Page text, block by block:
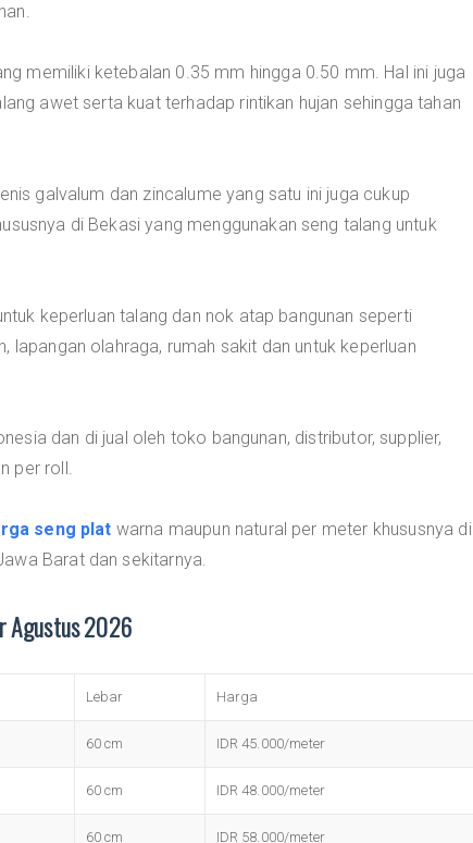
memiliki ketebalan 0.35 mm hingga 0.50 mm. Hal ini juga
awet serta kuat terhadap rintikan hujan sehingga tahan
galvalum dan zincalume yang satu ini juga cukup
di Bekasi yang menggunakan seng talang untuk
keperluan talang dan nok atap bangunan seperti
lapangan olahraga, rumah sakit dan untuk keperluan
dan di jual oleh toko bangunan, distributor, supplier,
per roll.
seng plat warna maupun natural per meter khususnya di
Barat dan sekitarnya.
Agustus 2026
Lebar Harga
60 cm IDR 45.000/meter
60 cm IDR 48.000/meter
60 cm IDR 58.000/meter